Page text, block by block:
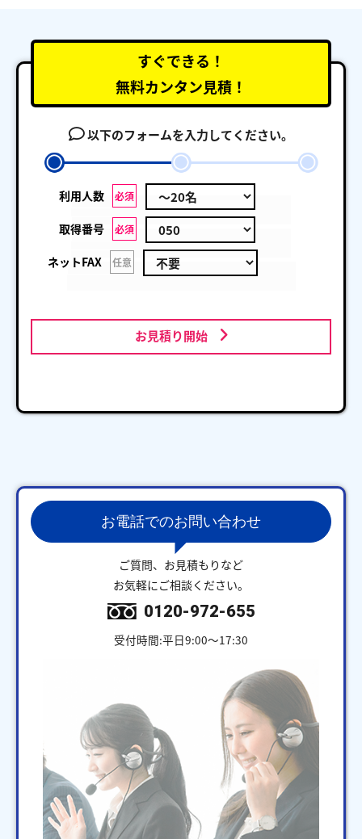
すぐできる！
無料カンタン見積！
以下のフォームを入力してください。
利用人数 必須
取得番号 必須
ネットFAX 任意
お見積り開始
お電話でのお問い合わせ
ご質問、お見積もりなど
お気軽にご相談ください。
0120-972-655
受付時間:平日9:00～17:30